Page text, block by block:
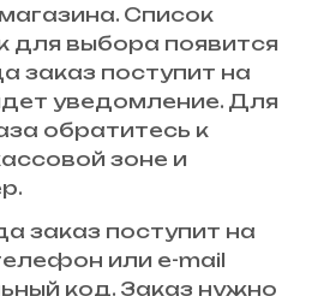
Список
для выбора появится
заказ поступит на
уведомление. Для
обратитесь к
зоне и
заказ поступит на
или e-mail
код. Заказ нужно